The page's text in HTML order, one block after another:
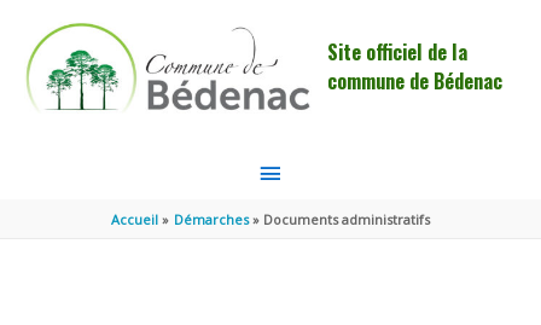
Site officiel de la
commune de Bédenac
MENU
PRINCIPAL
Accueil Démarches Documents administratifs